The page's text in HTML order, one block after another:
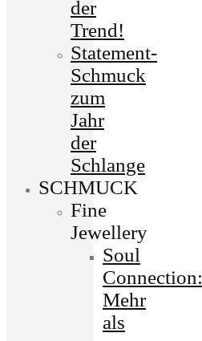
der
Trend!
Statement-
Schmuck
zum
Jahr
der
Schlange
SCHMUCK
Fine
Jewellery
Soul
Connection:
Mehr
als